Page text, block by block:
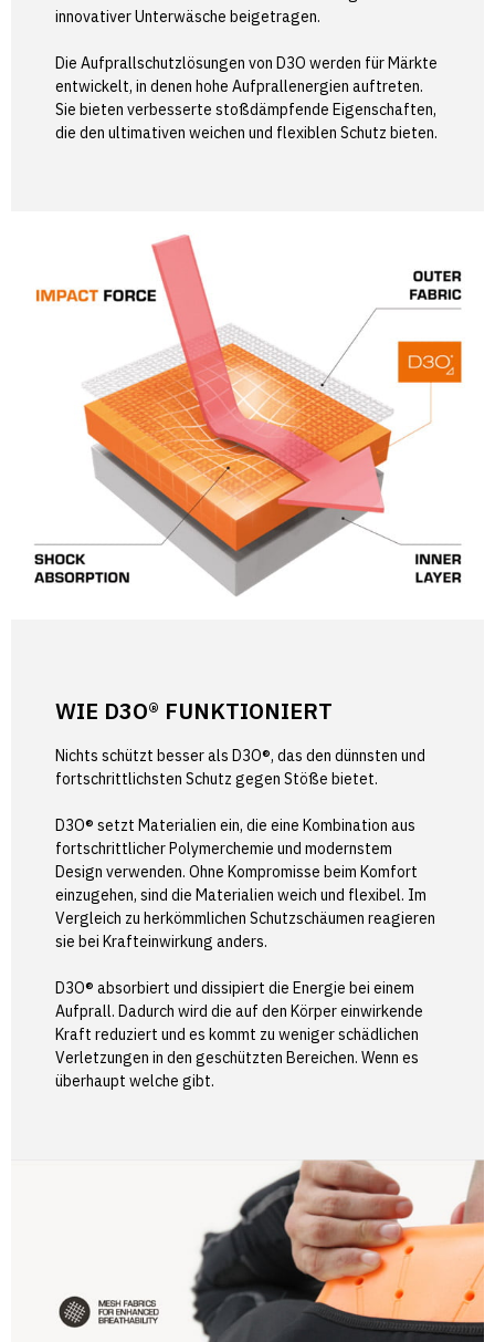
innovativer Unterwäsche beigetragen.
Die Aufprallschutzlösungen von D3O werden für Märkte
entwickelt, in denen hohe Aufprallenergien auftreten.
Sie bieten verbesserte stoßdämpfende Eigenschaften,
die den ultimativen weichen und flexiblen Schutz bieten.
WIE D3O® FUNKTIONIERT
Nichts schützt besser als D3O®, das den dünnsten und
fortschrittlichsten Schutz gegen Stöße bietet.
D3O® setzt Materialien ein, die eine Kombination aus
fortschrittlicher Polymerchemie und modernstem
Design verwenden. Ohne Kompromisse beim Komfort
einzugehen, sind die Materialien weich und flexibel. Im
Vergleich zu herkömmlichen Schutzschäumen reagieren
sie bei Krafteinwirkung anders.
D3O® absorbiert und dissipiert die Energie bei einem
Aufprall. Dadurch wird die auf den Körper einwirkende
Kraft reduziert und es kommt zu weniger schädlichen
Verletzungen in den geschützten Bereichen. Wenn es
überhaupt welche gibt.